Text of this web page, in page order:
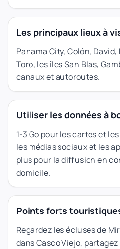
Les principaux lieux à
Panama City, Colón,
Toro, les îles San Blas,
canaux et autoroutes.
Utiliser les données à
1-3 Go pour les cartes et
les médias sociaux et les
plus pour la diffusion en
domicile.
Points forts
Regardez les écluses de
dans Casco Viejo,